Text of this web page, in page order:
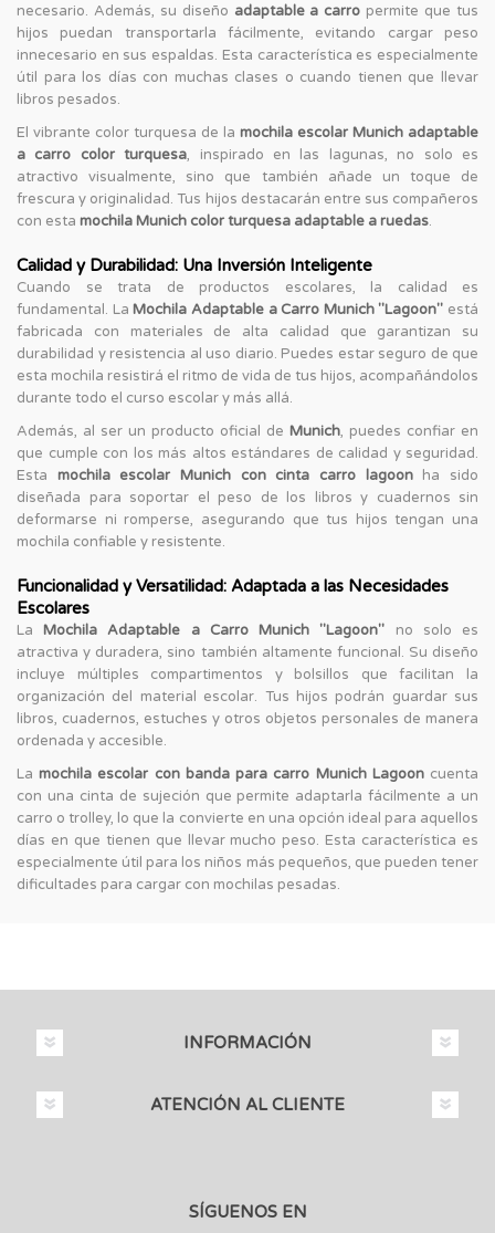
necesario. Además, su diseño adaptable a carro permite que tus
hijos puedan transportarla fácilmente, evitando cargar peso
innecesario en sus espaldas. Esta característica es especialmente
útil para los días con muchas clases o cuando tienen que llevar
libros pesados.
El vibrante color turquesa de la mochila escolar Munich adaptable
a carro color turquesa, inspirado en las lagunas, no solo es
atractivo visualmente, sino que también añade un toque de
frescura y originalidad. Tus hijos destacarán entre sus compañeros
con esta mochila Munich color turquesa adaptable a ruedas.
Calidad y Durabilidad: Una Inversión Inteligente
Cuando se trata de productos escolares, la calidad es
fundamental. LaMochila Adaptable a Carro Munich "Lagoon" está
fabricada con materiales de alta calidad que garantizan su
durabilidad y resistencia al uso diario. Puedes estar seguro de que
esta mochila resistirá el ritmo de vida de tus hijos, acompañándolos
durante todo el curso escolar y más allá.
Además, al ser un producto oficial de Munich, puedes confiar en
que cumple con los más altos estándares de calidad y seguridad.
Esta mochila escolar Munich con cinta carro lagoonha sido
diseñada para soportar el peso de los libros y cuadernos sin
deformarse ni romperse, asegurando que tus hijos tengan una
mochila confiable y resistente.
Funcionalidad y Versatilidad: Adaptada a las Necesidades
Escolares
LaMochila Adaptable a Carro Munich "Lagoon" no solo es
atractiva y duradera, sino también altamente funcional. Su diseño
incluye múltiples compartimentos y bolsillos que facilitan la
organización del material escolar. Tus hijos podrán guardar sus
libros, cuadernos, estuches y otros objetos personales de manera
ordenada y accesible.
Lamochila escolar con banda para carro Munich Lagooncuenta
con una cinta de sujeción que permite adaptarla fácilmente a un
carro o trolley, lo que la convierte en una opción ideal para aquellos
días en que tienen que llevar mucho peso. Esta característica es
especialmente útil para los niños más pequeños, que pueden tener
dificultades para cargar con mochilas pesadas.
INFORMACIÓN
ATENCIÓN AL CLIENTE
SÍGUENOS EN